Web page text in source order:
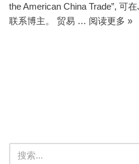
the American China Trade”, 可
联系博主。 贸易 … 阅读更多 »